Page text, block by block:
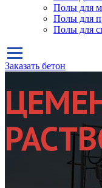
Полы для
Полы для
Полы для
Заказать бетон